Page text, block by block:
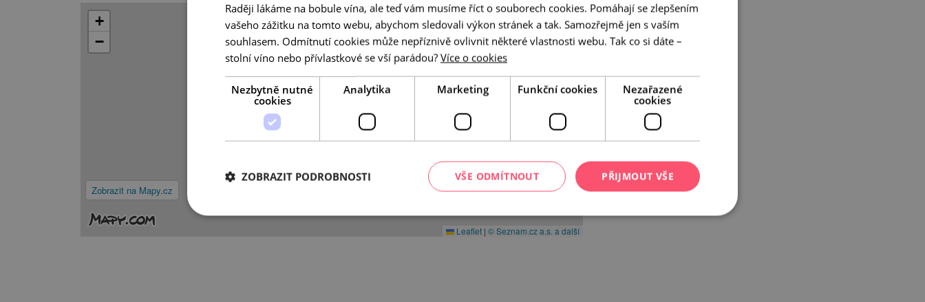
Zobrazit na Mapy.cz
+
−
Leaflet | © Seznam.cz a.s. a další
Raději lákáme na bobule vína, ale teď vám musíme říct o souborech cookies. Pomáhají se zlepšením
vašeho zážitku na tomto webu, abychom sledovali výkon stránek a tak. Samozřejmě jen s vaším
souhlasem. Odmítnutí cookies může nepříznivě ovlivnit některé vlastnosti webu. Tak co si dáte –
stolní víno nebo přívlastkové se vší parádou? Více o cookies
Nezbytně nutné
cookies
Analytika Marketing Funkční cookies
Nezařazené
cookies
PŘIJMOUT VŠE
VŠE ODMÍTNOUT
ZOBRAZIT PODROBNOSTI